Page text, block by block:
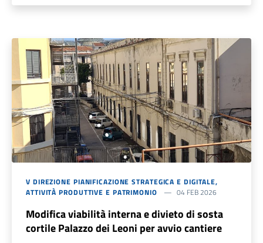
V DIREZIONE PIANIFICAZIONE STRATEGICA E DIGITALE,
ATTIVITÀ PRODUTTIVE E PATRIMONIO
04 FEB 2026
Modifica viabilità interna e divieto di sosta
cortile Palazzo dei Leoni per avvio cantiere